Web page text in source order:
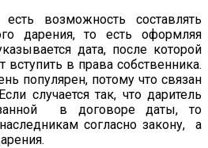
возможность составлять
дарения, то есть оформляя
дата, после которой
в права собственника.
популярен, потому что связан
случается так, что даритель
в договоре даты, то
согласно закону, а